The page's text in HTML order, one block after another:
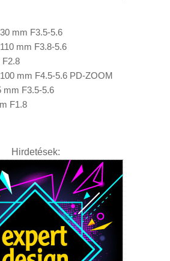
mm F3.5-5.6
mm F3.8-5.6
F2.8
mm F4.5-5.6 PD-ZOOM
mm F3.5-5.6
F1.8
Hirdetések: